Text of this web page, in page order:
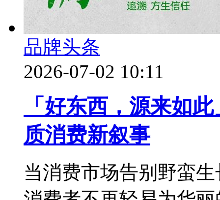
品牌头条
2026-07-02 10:11
「好东西，源来如
质消费新叙事
当消费市场告别野蛮